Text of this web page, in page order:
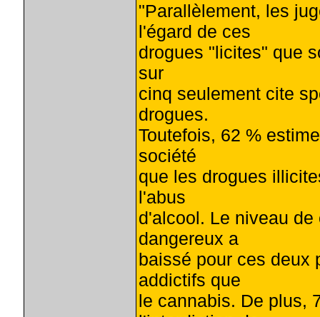
"Parallèlement, les
l'égard de ces
drogues "licites" que
sur
cinq seulement cite
drogues.
Toutefois, 62 %
société
que les drogues
l'abus
d'alcool. Le niveau
dangereux a
baissé pour ces deux
addictifs que
le cannabis. De plus,